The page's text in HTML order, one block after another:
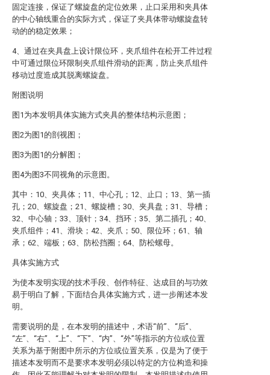
固定连接，保证了螺旋盘的定位效果，止口采用和夹具体
的中心轴线重合的实际方式，保证了夹具体带动螺旋盘转
动的的稳定效果；
4、通过在夹具盘上设计限位环，夹爪组件在松开工件过程
中可通过限位环限制夹爪组件滑动的距离，防止夹爪组件
移动过度造成其脱离螺旋盘。
附图说明
图1为本发明具体实施方式夹具的整体结构示意图；
图2为图1的剖视图；
图3为图1的分解图；
图4为图3不同视角的示意图。
其中：10、夹具体；11、中心孔；12、止口；13、第一插
孔；20、螺旋盘；21、螺旋槽；30、夹具盘；31、导槽；
32、中心轴；33、顶针；34、挡环；35、第二插孔；40、
夹爪组件；41、滑块；42、夹爪；50、限位环；61、轴
承；62、端板；63、防松挡圈；64、防松螺母。
具体实施方式
为使本发明实现的技术手段、创作特征、达成目的与功效
易于明白了解，下面结合具体实施方式，进一步阐述本发
明。
需要说明的是，在本发明的描述中，术语“前”、“后”、
“左”、“右”、“上”、“下”、“内”、“外”等指示的方位或位置
关系为基于附图中所示的方位或位置关系，仅是为了便于
描述本发明而不是要求本发明必须以特定的方位构造和操